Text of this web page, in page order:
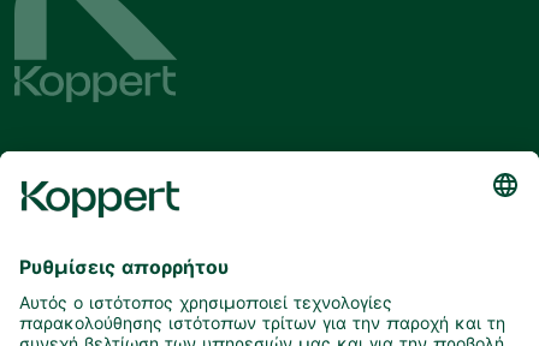
Λάβετε τα τελευταία νέα και
Εγγραφή εδώ